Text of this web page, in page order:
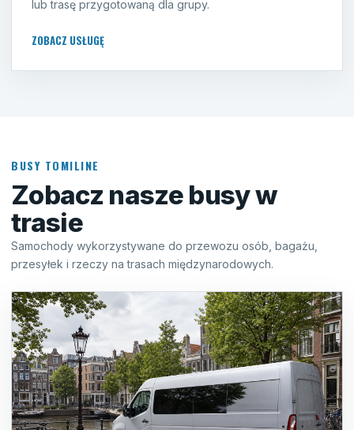
lub trasę przygotowaną dla grupy.
ZOBACZ USŁUGĘ
BUSY TOMILINE
Zobacz nasze busy w
trasie
Samochody wykorzystywane do przewozu osób, bagażu,
przesyłek i rzeczy na trasach międzynarodowych.